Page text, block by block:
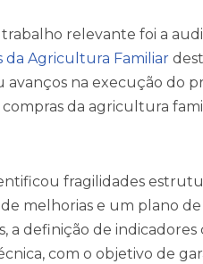
relevante foi a
da Agricultura Familiar
avanços na execução do
da agricultura
fragilidades
melhorias e um plano
a definição de indicadores
com o objetivo de